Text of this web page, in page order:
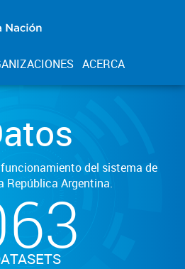
ACERCA
del sistema de
República Argentina.